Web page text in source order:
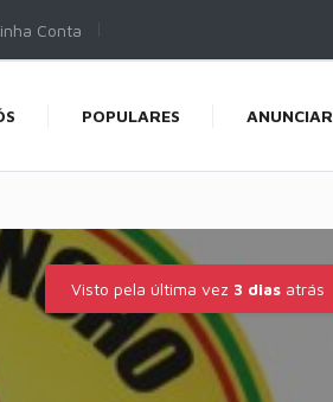
Conta
POPULARES ANUNCIAR
Visto pela última vez 3 dias atrás